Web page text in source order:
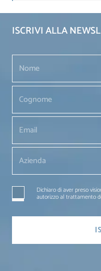
ISCRIVI ALLA
Dichiaro di aver preso
autorizzo al trattamento